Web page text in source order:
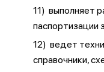
11) выполняет
паспортизации
12) ведет
справочники,